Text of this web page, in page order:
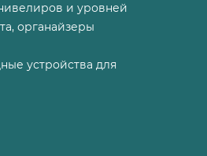
и уровней
органайзеры
устройства для